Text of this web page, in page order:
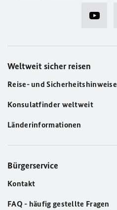
Weltweit sicher reisen
Reise- und Sicherheitshinweise
Konsulatfinder weltweit
Länderinformationen
Bürgerservice
Kontakt
FAQ - häufig gestellte Fragen